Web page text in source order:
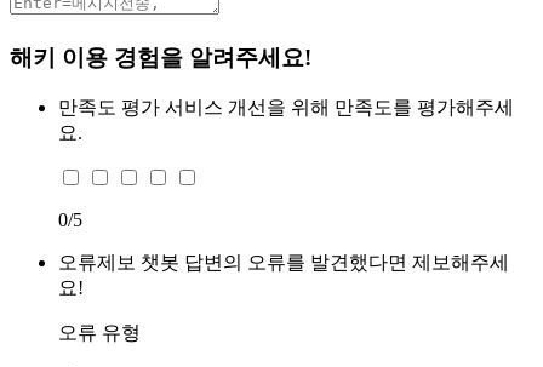
해키 이용 경험을 알려주세요!
만족도 평가 서비스 개선을 위해 만족도를 평가해주세
요.
0/5
오류제보 챗봇 답변의 오류를 발견했다면 제보해주세
요!
오류 유형